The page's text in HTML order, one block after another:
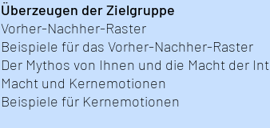
Überzeugen der Zielgruppe
Vorher-Nachher-Raster
Beispiele für das Vorher-Nachher-Raster
Der Mythos von Ihnen und die Macht der
Macht und Kernemotionen
Beispiele für Kernemotionen